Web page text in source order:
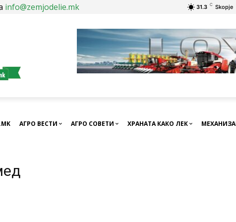
info@zemjodelie.mk 31.3 C Skopje
АГРО ВЕСТИ АГРО СОВЕТИ ХРАНАТА КАКО ЛЕК